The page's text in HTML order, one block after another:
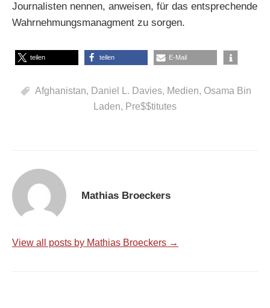
Journalisten nennen, anweisen, für das entsprechende
Wahrnehmungsmanagment zu sorgen.
teilen teilen E-Mail
Afghanistan, Daniel L. Davies, Medien, Osama Bin
Laden, Pre$$titutes
Mathias Broeckers
View all posts by Mathias Broeckers →